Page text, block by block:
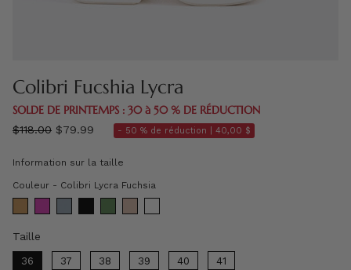
Colibri Fucshia Lycra
SOLDE DE PRINTEMPS : 30 à 50 % DE RÉDUCTION
régulier
$118.00 $79.99 - 50 % de réduction | 40,00 $
Information sur la taille
Couleur - Colibri Lycra Fuchsia
Taille
36 37 38 39 40 41